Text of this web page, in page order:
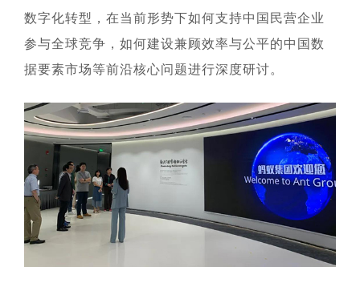
数字化转型，在当前形势下如何支持中国民营企业
参与全球竞争，如何建设兼顾效率与公平的中国数
据要素市场等前沿核心问题进行深度研讨。